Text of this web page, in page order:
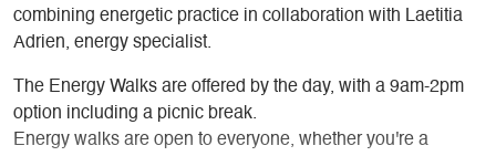
combining energetic practice in collaboration with Laetitia
Adrien, energy specialist.
The Energy Walks are offered by the day, with a 9am-2pm
option including a picnic break.
Energy walks are open to everyone, whether you're a